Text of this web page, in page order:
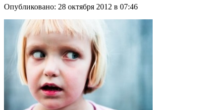
Опубликовано: 28 октября 2012 в 07:46